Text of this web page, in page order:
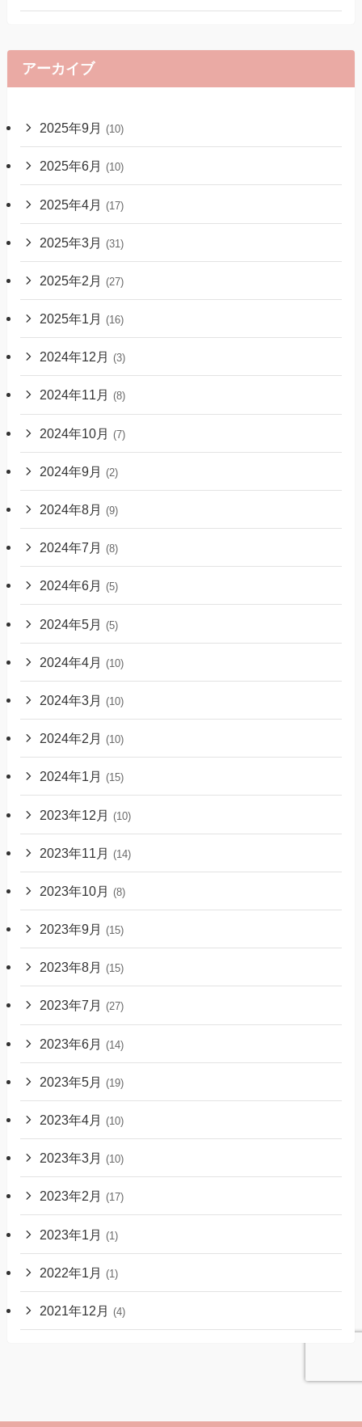
アーカイブ
2025年9月 (10)
2025年6月 (10)
2025年4月 (17)
2025年3月 (31)
2025年2月 (27)
2025年1月 (16)
2024年12月 (3)
2024年11月 (8)
2024年10月 (7)
2024年9月 (2)
2024年8月 (9)
2024年7月 (8)
2024年6月 (5)
2024年5月 (5)
2024年4月 (10)
2024年3月 (10)
2024年2月 (10)
2024年1月 (15)
2023年12月 (10)
2023年11月 (14)
2023年10月 (8)
2023年9月 (15)
2023年8月 (15)
2023年7月 (27)
2023年6月 (14)
2023年5月 (19)
2023年4月 (10)
2023年3月 (10)
2023年2月 (17)
2023年1月 (1)
2022年1月 (1)
2021年12月 (4)